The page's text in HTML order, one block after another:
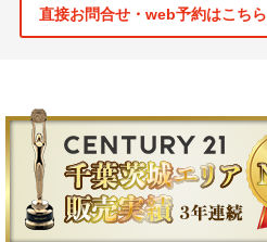
直接お問合せ・web予約はこちら